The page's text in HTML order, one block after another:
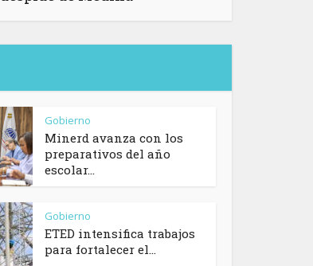
Gobierno
Minerd avanza con los
preparativos del año
escolar...
Gobierno
ETED intensifica trabajos
para fortalecer el...